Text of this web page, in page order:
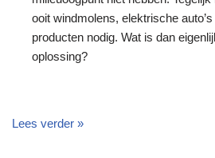
ooit windmolens, elektrische
producten nodig. Wat is dan
oplossing?
Lees verder »